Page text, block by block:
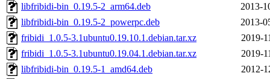
libfribidi-bin_0.19.5-2_arm64.deb
2013-
libfribidi-bin_0.19.5-2_powerpc.deb
2013-
fribidi_1.0.5-3.1ubuntu0.19.10.1.debian.tar.xz
2019-
fribidi_1.0.5-3.1ubuntu0.19.04.1.debian.tar.xz
2019-
libfribidi-bin_0.19.5-1_amd64.deb
2012-